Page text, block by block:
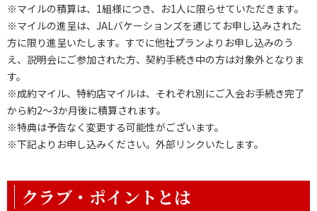
※マイルの積算は、1組様につき、お1人に限らせていただきます。
※マイルの進呈は、JALバケーションズを通じてお申し込みされた
方に限り進呈いたします。すでに他社プランよりお申し込みのう
え、説明会にご参加された方、契約手続き中の方は対象外となりま
す。
※成約マイル、特約店マイルは、それぞれ別にご入会お手続き完了
から約2〜3か月後に積算されます。
※特典は予告なく変更する可能性がございます。
※下記よりお申し込みください。外部リンクいたします。
クラブ・ポイントとは